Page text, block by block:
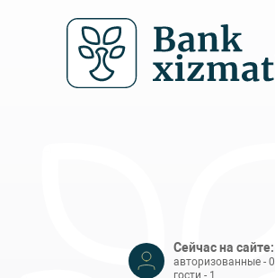
Сейчас на сайте:
авторизованные - 0
гости - 1